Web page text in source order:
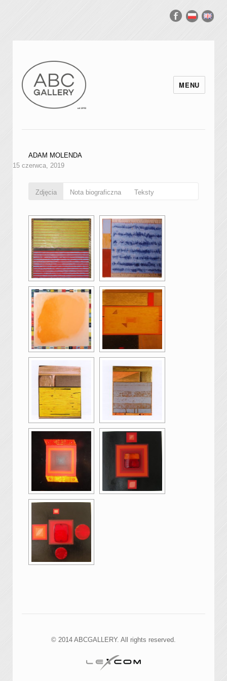
MENU
ADAM MOLENDA
15 czerwca, 2019
Zdjęcia Nota biograficzna Teksty
© 2014 ABCGALLERY. All rights reserved.